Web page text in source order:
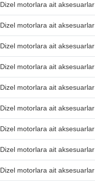
Dizel motorlara ait aksesuarlar
Dizel motorlara ait aksesuarlar
Dizel motorlara ait aksesuarlar
Dizel motorlara ait aksesuarlar
Dizel motorlara ait aksesuarlar
Dizel motorlara ait aksesuarlar
Dizel motorlara ait aksesuarlar
Dizel motorlara ait aksesuarlar
Dizel motorlara ait aksesuarlar